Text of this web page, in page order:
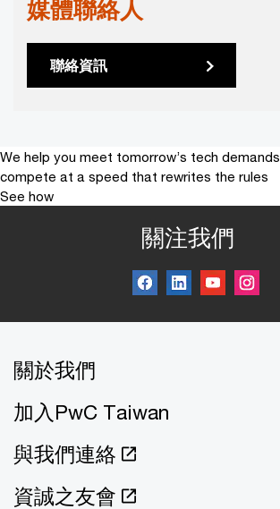
媒體聯絡人
聯絡資訊
We help you meet tomorrow’s tech demands
compete at a speed that rewrites the rules
See how
關注我們
關於我們
加入PwC Taiwan
與我們連絡
資誠之友會